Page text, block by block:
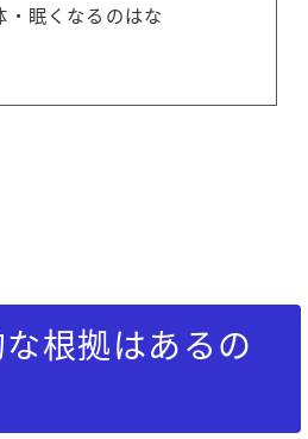
・眠くなるのはな
根拠はあるの